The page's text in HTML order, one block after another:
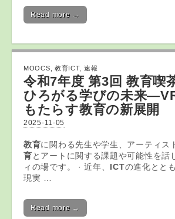
Read more →
MOOCS 教育ICT, 速報
令和7年度 第3回 教育喫
ひろがる学びの未来
もたらす教育の新展開
2025-11-05
教育に関わる先生や学生、アーティス
育とアートに関する課題や可能性を話
ィの場です。 · 近年、 ICTの進化とと
現実 …
Read more →